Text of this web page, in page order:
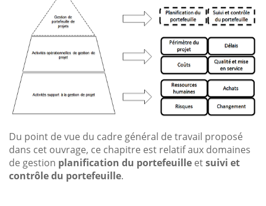
Du point de vue du cadre général de travail proposé
dans cet ouvrage, ce chapitre est relatif aux domaines
de gestion planification du portefeuille etsuivi et
contrôle du portefeuille.